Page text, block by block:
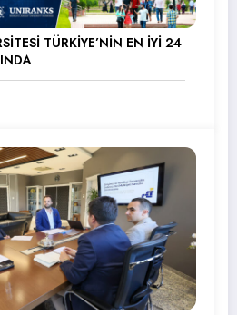
TÜRKİYE’NİN EN İYİ 24